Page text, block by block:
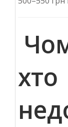
хто